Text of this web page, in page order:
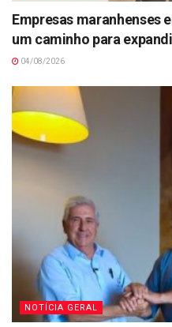
Empresas maranhenses
um caminho para
04/08/2026
NOTÍCIA GERAL